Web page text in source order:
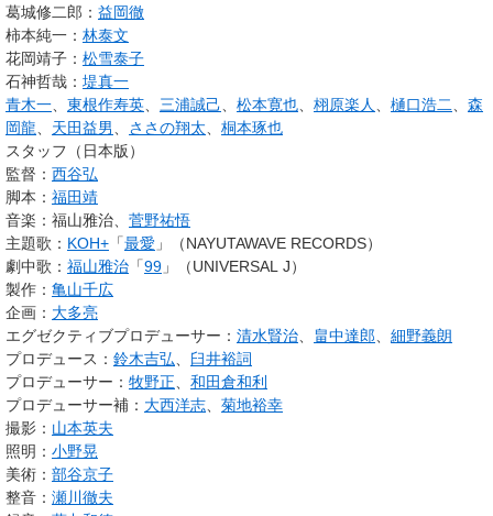
葛城修二郎： 益岡徹
柿本純一： 林泰文
花岡靖子： 松雪泰子
石神哲哉： 堤真一
青木一、 東根作寿英、 三浦誠己、 松本寛也、 栩原楽人、 樋口浩二、 森
岡龍、 天田益男、 ささの翔太、 桐本琢也
スタッフ（日本版）
監督： 西谷弘
脚本： 福田靖
音楽：福山雅治、 菅野祐悟
主題歌： KOH+ 「最愛 」（NAYUTAWAVE RECORDS）
劇中歌： 福山雅治 「99 」（UNIVERSAL J）
製作： 亀山千広
企画： 大多亮
エグゼクティブプロデューサー： 清水賢治、 畠中達郎、 細野義朗
プロデュース： 鈴木吉弘、 臼井裕詞
プロデューサー： 牧野正、 和田倉和利
プロデューサー補： 大西洋志、 菊地裕幸
撮影： 山本英夫
照明： 小野晃
美術： 部谷京子
整音： 瀬川徹夫